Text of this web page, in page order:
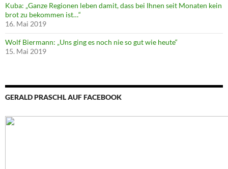
Kuba: „Ganze Regionen leben damit, dass bei Ihnen seit Monaten kein
brot zu bekommen ist…“
16. Mai 2019
Wolf Biermann: „Uns ging es noch nie so gut wie heute“
15. Mai 2019
GERALD PRASCHL AUF FACEBOOK